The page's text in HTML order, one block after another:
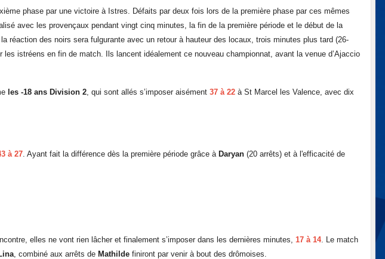
phase par une victoire à Istres. Défaits par deux fois lors de la première phase par ces mêmes
avec les provençaux pendant vingt cinq minutes, la fin de la première période et le début de la
réaction des noirs sera fulgurante avec un retour à hauteur des locaux, trois minutes plus tard (26-
les istréens en fin de match. Ils lancent idéalement ce nouveau championnat, avant la venue d’Ajaccio
les -18 ans Division 2 , qui sont allés s’imposer aisément 37 à 22 à St Marcel les Valence, avec dix
à 27 . Ayant fait la différence dès la première période grâce à Daryan (20 arrêts) et à l'efficacité de
elles ne vont rien lâcher et finalement s’imposer dans les dernières minutes, 17 à 14 . Le match
, combiné aux arrêts de Mathilde finiront par venir à bout des drômoises.